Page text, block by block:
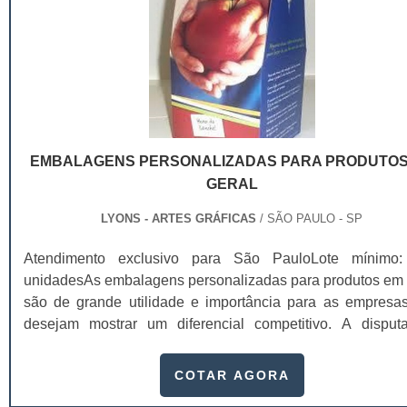
embalagens ainda podem estabelecer uma ótima relação
custos e benefícios, o que é capaz de tornar a compra
mais atrativa, reforçando a lembrança da marca e
aos gostos do contratante. Para que as caixas embalagens
sejam capazes de oferecer seus benefícios na
essencial que elas sejam adquiridas em uma
produção, desde a estrutura até a impressão da
EMBALAGENS PERSONALIZADAS PARA
GERAL
LYONS - ARTES GRÁFICAS / SÃO PAULO - SP
Atendimento exclusivo para São PauloLote
unidadesAs embalagens personalizadas para produtos em
são de grande utilidade e importância para as
desejam mostrar um diferencial competitivo. A
embalagem, um dos principais atrativos. Não basta
COTAR AGORA